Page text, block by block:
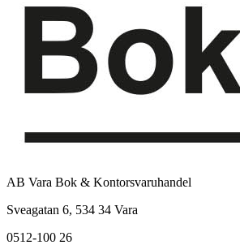
AB Vara Bok & Kontorsvaruhandel
Sveagatan 6, 534 34 Vara
0512-100 26